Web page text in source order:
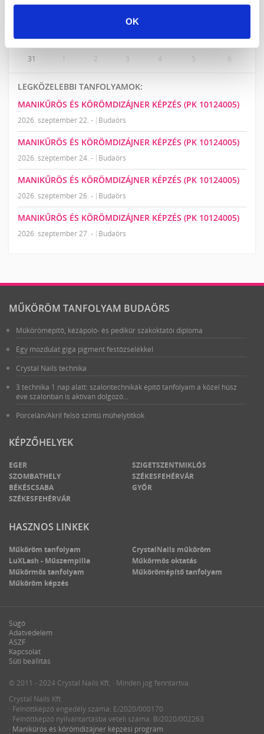
OK
20
31
1 2 3 4 5 6
LEGKÖZELEBBI TANFOLYAMOK:
MANIKŰRÖS ÉS KÖRÖMDIZÁJNER KÉPZÉS (PK 10124005)
2026. szeptember 22. - Budaörs
MANIKŰRÖS ÉS KÖRÖMDIZÁJNER KÉPZÉS (PK 10124005)
2026. szeptember 24. - Budaörs
MANIKŰRÖS ÉS KÖRÖMDIZÁJNER KÉPZÉS (PK 10124005)
2026. szeptember 26. - Budaörs
MANIKŰRÖS ÉS KÖRÖMDIZÁJNER KÉPZÉS (PK 10124005)
2026. szeptember 27. - Budaörs
MŰKÖRÖM TANFOLYAM BUDAÖRS
Műkörömépítő, kézápoló- és pedikűr szakoktatói diploma
Egy mozdulat giga pigment festőzselékkel
Crystal Nails technika
3 technika 1 nap alatt: szalontechnikák építő tanfolyam a közel húsz
éve szalonban is aktívan dolgozó...
Porcelán/Akril felső szintű műhelytitkok
KÉPZŐHELYEK
EGER
SZIGETSZENTMIKLÓS
SZOMBATHELY
SZÉKESFEHÉRVÁR
BÉKÉSCSABA
GYŐR
SZÉKESFEHÉRVÁR
HASZNOS LINKEK
Műköröm tanfolyam
CrystalNails műköröm
LuXLash - Műszempilla
Műkörmös oktatás
Műkörmös tanfolyam
Műkörömépítő tanfolyam
Műköröm képzés
Súgó
Adatvédelem
ÁSZF
Kapcsolat
Süti beállítás
© 2011 - 2024 Crystal Nails Kft. · Minden jog fenntartva.
Crystal Nails Kft.
· Felnőttképző engedély száma: E/2020/000170
· Felnőttképző nyilvántartásba vételi száma: B/2020/002263
· Manikűrös és körömdizájner képzési program